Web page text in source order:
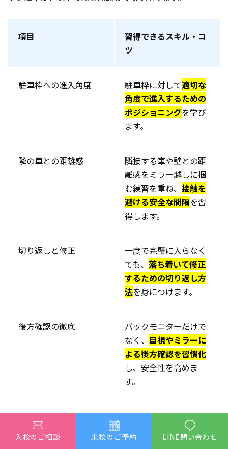
入校のご相談 来校のご予約 LINE問い合わせ
項目
習得できるスキル・コ
ツ
駐車枠への進入角度 駐車枠に対して適切な
角度で進入するための
ポジショニングを学び
ます。
隣の車との距離感
隣接する車や壁との距
離感をミラー越しに掴
む練習を重ね、 接触を
避ける安全な間隔を習
得します。
切り返しと修正
一度で完璧に入らなく
ても、 落ち着いて修正
するための切り返し方
法を身につけます。
後方確認の徹底
バックモニターだけで
なく、 目視やミラーに
よる後方確認を習慣化
し、安全性を高めま
す。
3.3 交通ルールと安全運転の再確